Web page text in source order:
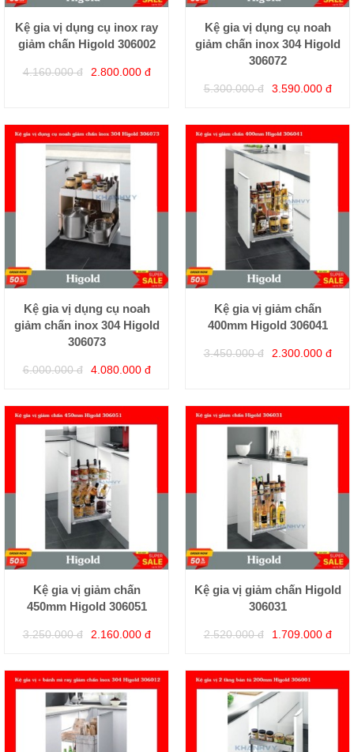
Kệ gia vị dụng cụ inox ray
giảm chấn Higold 306002
4.160.000 đ 2.800.000 đ
Kệ gia vị dụng cụ noah
giảm chấn inox 304 Higold
306072
5.300.000 đ 3.590.000 đ
Kệ gia vị dụng cụ noah
giảm chấn inox 304 Higold
306073
6.000.000 đ 4.080.000 đ
Kệ gia vị giảm chấn
400mm Higold 306041
3.450.000 đ 2.300.000 đ
Kệ gia vị giảm chấn
450mm Higold 306051
3.250.000 đ 2.160.000 đ
Kệ gia vị giảm chấn Higold
306031
2.520.000 đ 1.709.000 đ